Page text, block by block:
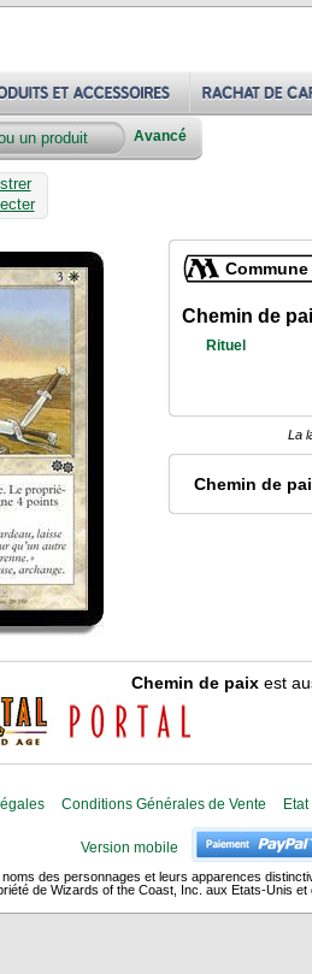
Avancé
Commune
Chemin de
Rituel
La
Chemin de
Chemin de paix est
Conditions Générales de Vente
Version mobile
des personnages et leurs apparences
de Wizards of the Coast, Inc. aux Etats-Unis